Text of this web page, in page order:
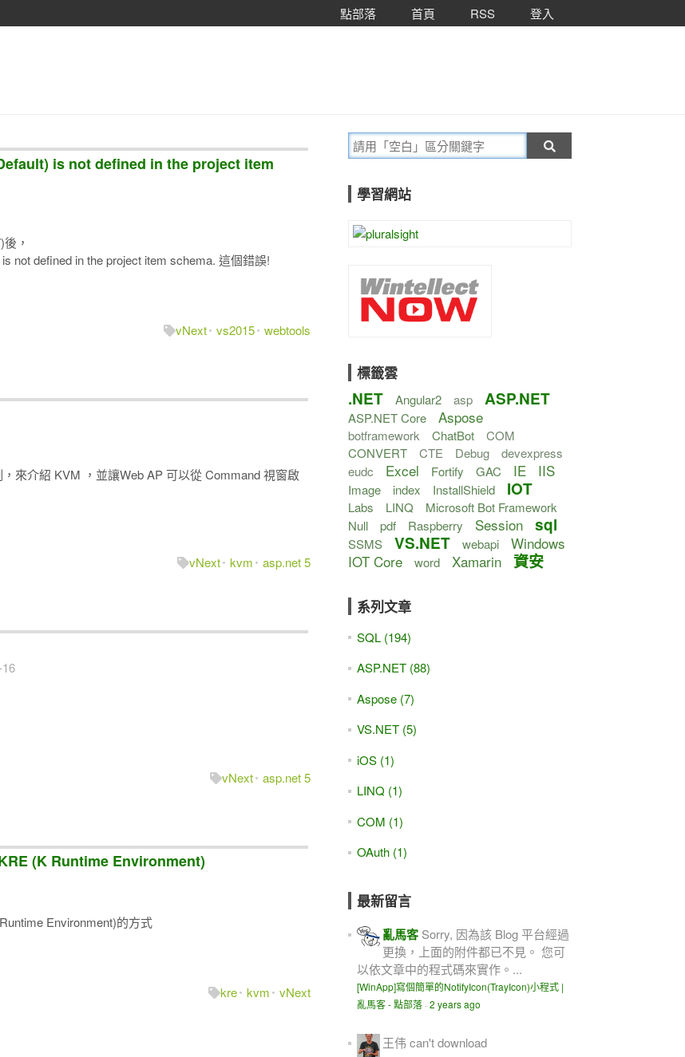
點部落 首頁 RSS 登入
is not defined in the project item
，
not defined in the project item schema. 這個錯誤!
vNext vs2015 webtools
來介紹 KVM ，並讓Web AP 可以從 Command 視窗啟
vNext kvm asp.net 5
vNext asp.net 5
(K Runtime Environment)
Environment)的方式
kre kvm vNext
學習網站
標籤雲
.NET Angular2 asp ASP.NET
ASP.NET Core Aspose
botframework ChatBot
COM
CONVERT
CTE Debug
devexpress
eudc
Excel Fortify GAC IE IIS
Image index InstallShield IOT
Labs LINQ
Microsoft Bot Framework
Null
pdf Raspberry Session sql
SSMS VS.NET webapi
Windows
IOT Core
word Xamarin 資安
系列文章
SQL (194)
ASP.NET (88)
Aspose (7)
VS.NET (5)
iOS (1)
LINQ (1)
COM (1)
OAuth (1)
最新留言
亂馬客 Sorry, 因為該 Blog 平台經過
更換，上面的附件都已不見。 您可
以依文章中的程式碼來實作。...
[WinApp]寫個簡單的NotifyIcon(TrayIcon)小程式 |
亂馬客 - 點部落 · 2 years ago
王伟 can't download